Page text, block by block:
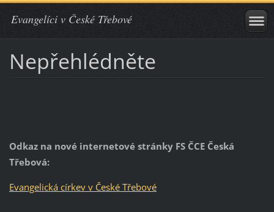
Evangelíci v České Třebové
Nepřehlédněte
Odkaz na nové internetové stránky FS ČCE Česká
Třebová:
Evangelická církev v České Třebové